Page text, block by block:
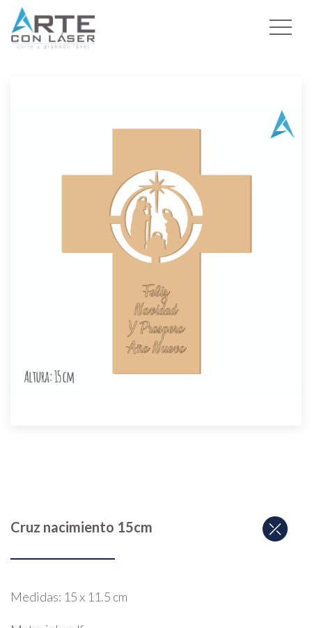
Cruz nacimiento 15cm
Medidas: 15 x 11.5 cm